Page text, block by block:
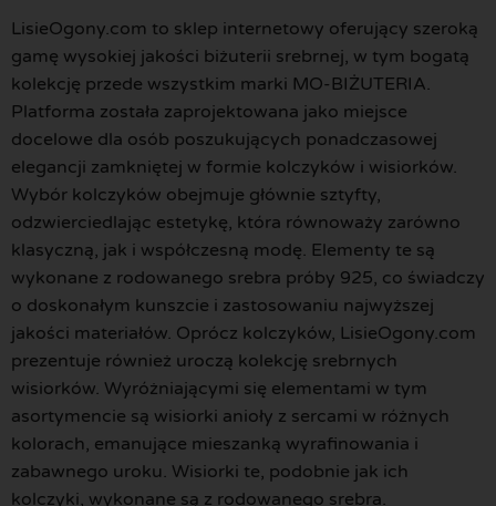
LisieOgony.com to sklep internetowy oferujący szeroką
gamę wysokiej jakości biżuterii srebrnej, w tym bogatą
kolekcję przede wszystkim marki MO-BIŻUTERIA.
Platforma została zaprojektowana jako miejsce
docelowe dla osób poszukujących ponadczasowej
elegancji zamkniętej w formie kolczyków i wisiorków.
Wybór kolczyków obejmuje głównie sztyfty,
odzwierciedlając estetykę, która równoważy zarówno
klasyczną, jak i współczesną modę. Elementy te są
wykonane z rodowanego srebra próby 925, co świadczy
o doskonałym kunszcie i zastosowaniu najwyższej
jakości materiałów. Oprócz kolczyków, LisieOgony.com
prezentuje również uroczą kolekcję srebrnych
wisiorków. Wyróżniającymi się elementami w tym
asortymencie są wisiorki anioły z sercami w różnych
kolorach, emanujące mieszanką wyrafinowania i
zabawnego uroku. Wisiorki te, podobnie jak ich
kolczyki, wykonane są z rodowanego srebra.